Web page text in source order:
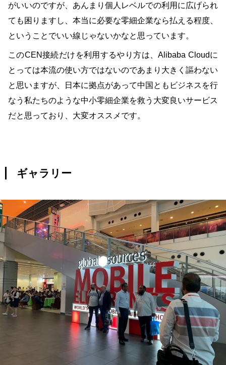
がいいのですが、あんまり個人レベルでの利用に広げられ
ても困りますし、本当に必要な零細企業なら払える程度、
ということでいい線じゃないかなと思っています。
このCEN接続だけを利用するやり方は、Alibaba Cloudに
とっては本流の使い方ではないのであまり大きく謳わない
と思いますが、日本に拠点があって中国ともビジネスを行
なう私たちのような中小零細企業を救う大変良いサービス
だと思っており、大変オススメです。
ギャラリー